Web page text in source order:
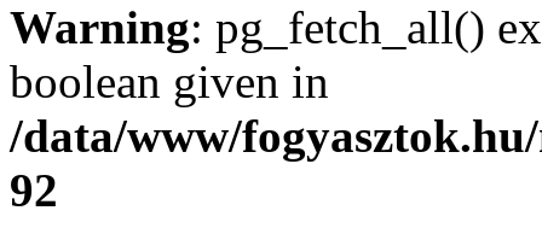
Warning: pg_fetch_all()
boolean given in
/data/www/
92